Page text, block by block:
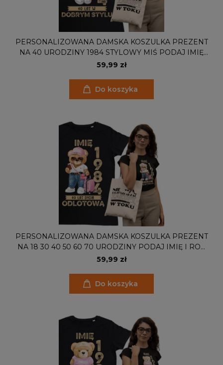
PERSONALIZOWANA DAMSKA KOSZULKA PREZENT
NA 40 URODZINY 1984 STYLOWY MIŚ PODAJ IMIĘ
TORBA GRATIS
59,99 zł
Do koszyka
PERSONALIZOWANA DAMSKA KOSZULKA PREZENT
NA 18 30 40 50 60 70 URODZINY PODAJ IMIĘ I ROK
TORBA GRATIS
59,99 zł
Do koszyka